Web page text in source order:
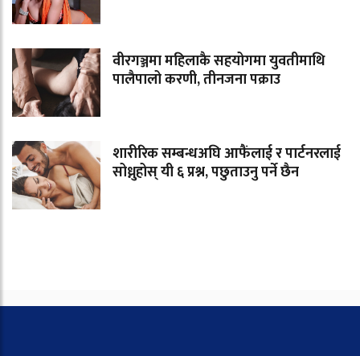
वीरगञ्जमा महिलाकै सहयोगमा युवतीमाथि
पालैपालो करणी, तीनजना पक्राउ
शारीरिक सम्बन्धअघि आफैंलाई र पार्टनरलाई
सोध्नुहोस् यी ६ प्रश्न, पछुताउनु पर्ने छैन